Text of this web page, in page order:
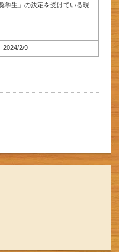
学生」の決定を受けている現
2024/2/9